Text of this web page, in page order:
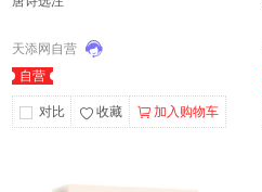
天添网自营
自营
对比 收藏 加入购物车